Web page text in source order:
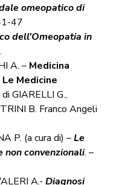
omeopatico di
47
dell’Omeopatia in
A. – Medicina
Medicine
di GIARELLI G.,
B. Franco Angeli
P. (a cura di) –Le
convenzionali. –
A.- Diagnosi